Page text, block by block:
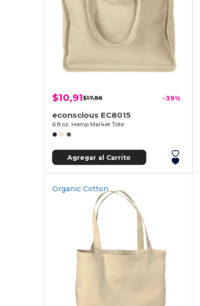
$10,91$17,88 -39%
econscious EC8015
6.8 oz. Hemp Market Tote
Agregar al Carrito
Organic Cotton